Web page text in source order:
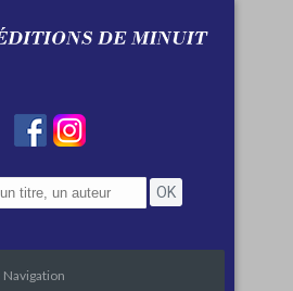
Navigation